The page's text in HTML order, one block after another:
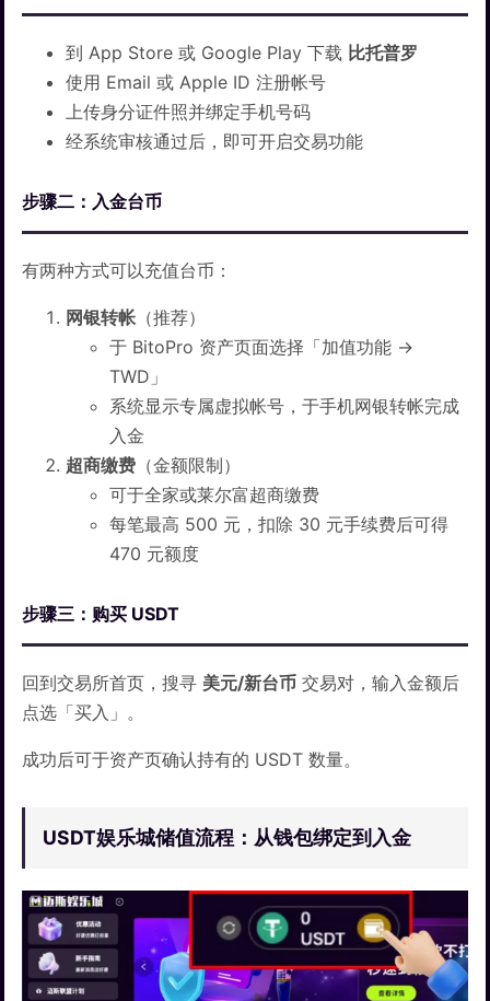
到 App Store 或 Google Play 下载 比托普罗
使用 Email 或 Apple ID 注册帐号
上传身分证件照并绑定手机号码
经系统审核通过后，即可开启交易功能
步骤二：入金台币
有两种方式可以充值台币：
网银转帐 （推荐）
于 BitoPro 资产页面选择「加值功能 →
TWD」
系统显示专属虚拟帐号，于手机网银转帐完成
入金
超商缴费 （金额限制）
可于全家或莱尔富超商缴费
每笔最高 500 元，扣除 30 元手续费后可得
470 元额度
步骤三：购买 USDT
回到交易所首页，搜寻 美元/新台币 交易对，输入金额后
点选「买入」。
成功后可于资产页确认持有的 USDT 数量。
USDT娱乐城储值流程：从钱包绑定到入金